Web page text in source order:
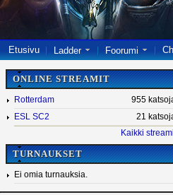
Etusivu Ladder Foorumi
ONLINE STREAMIT
Rotterdam
955
ESL SC2
21
Kaikki
TURNAUKSET
Ei omia turnauksia.